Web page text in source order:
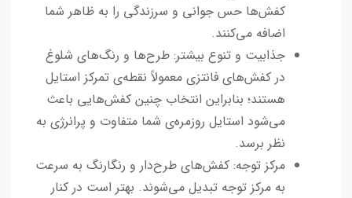
کفش‌ها حس جوانی و سرزندگی را به ظاهر شما
اضافه می‌کنند.
جذابیت و تنوع بیشتر: طرح‌ها و رنگ‌های شلوغ
در کفش‌های فانتزی معمولاً نقطه‌ی تمرکز استایل
هستند؛ بنابراین انتخاب چنین کفش‌هایی باعث
می‌شود استایل روزمره‌ی شما متفاوت و پرانرژی به
نظر برسد.
مرکز توجه: کفش‌های طرح‌دار و رنگارنگ به سرعت
به مرکز توجه تبدیل می‌شوند. بهتر است در کنار